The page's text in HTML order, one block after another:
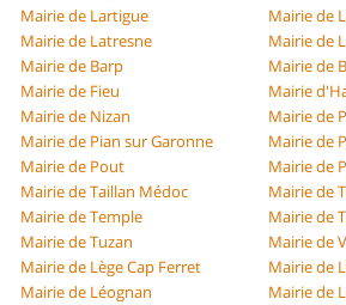
Mairie de Lartigue
Mairie de
Mairie de Latresne
Mairie de
Mairie de Barp
Mairie de
Mairie de Fieu
Mairie
Mairie de Nizan
Mairie de
Mairie de Pian sur Garonne
Mairie de
Mairie de Pout
Mairie de
Mairie de Taillan Médoc
Mairie de
Mairie de Temple
Mairie de
Mairie de Tuzan
Mairie de
Mairie de Lège Cap Ferret
Mairie de
Mairie de Léognan
Mairie de